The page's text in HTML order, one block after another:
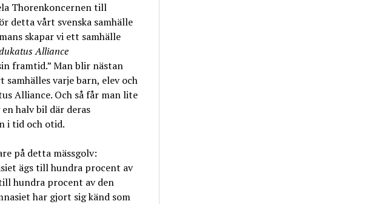
Thorenkoncernen till
detta vårt svenska samhälle
skapar vi ett samhälle
Alliance
framtid.” Man blir nästan
varje barn, elev och
Alliance. Och så får man lite
halv bil där deras
i tid och otid.
på detta mässgolv:
ägs till hundra procent av
hundra procent av den
har gjort sig känd som